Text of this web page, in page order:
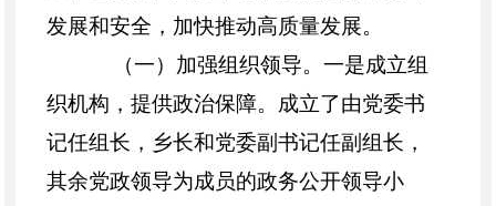
发展和安全，加快推动高质量发展。
（一） 加强组织领导。一是成立组
织机构，提供政治保障。成立了由党委书
记任组长，乡长和党委副书记任副组长，
其余党政领导为成员的政务公开领导小